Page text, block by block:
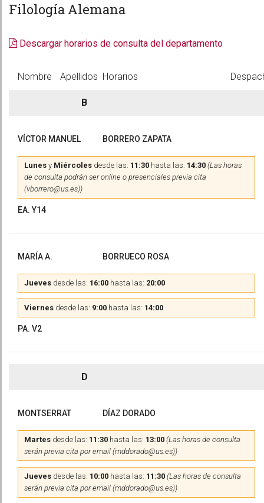
Filología Alemana
Descargar horarios de consulta del departamento
Nombre Apellidos Horarios
B
VÍCTOR MANUEL BORRERO ZAPATA
Lunes y Miércoles desde las: 11:30 hasta las: 14:30 (Las horas
de consulta podrán ser online o presenciales previa cita
(vborrero@us.es))
EA. Y14
MARÍA A. BORRUECO ROSA
Jueves desde las: 16:00 hasta las: 20:00
Viernes desde las: 9:00 hasta las: 14:00
PA. V2
D
MONTSERRAT DÍAZ DORADO
Martes desde las: 11:30 hasta las: 13:00 (Las horas de consulta
serán previa cita por email (mddorado@us.es))
Jueves desde las: 10:00 hasta las: 11:30 (Las horas de consulta
serán previa cita por email (mddorado@us.es))